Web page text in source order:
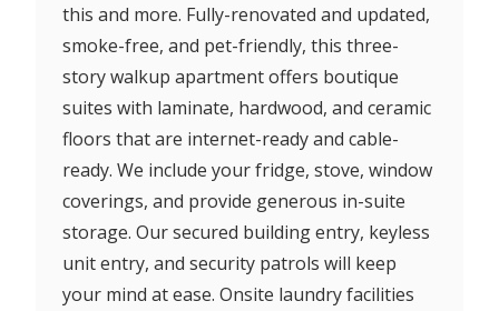
this and more. Fully-renovated and updated,
smoke-free, and pet-friendly, this three-
story walkup apartment offers boutique
suites with laminate, hardwood, and ceramic
floors that are internet-ready and cable-
ready. We include your fridge, stove, window
coverings, and provide generous in-suite
storage. Our secured building entry, keyless
unit entry, and security patrols will keep
your mind at ease. Onsite laundry facilities